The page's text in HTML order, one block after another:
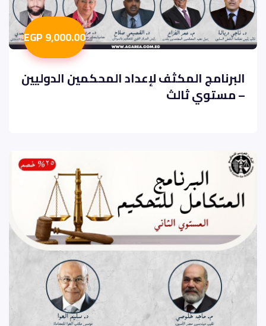
9,000.00 EGP
البرنامج المكثف لإعداد المحكمين الدوليين
– مستوي ثالث